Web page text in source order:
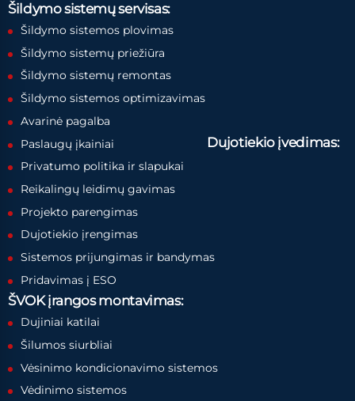
Šildymo sistemų servisas:
Šildymo sistemos plovimas
Šildymo sistemų priežiūra
Šildymo sistemų remontas
Šildymo sistemos optimizavimas
Avarinė pagalba
Paslaugų įkainiai
Privatumo politika ir slapukai
Dujotiekio įvedimas:
Reikalingų leidimų gavimas
Projekto parengimas
Dujotiekio įrengimas
Sistemos prijungimas ir bandymas
Pridavimas į ESO
ŠVOK įrangos montavimas:
Dujiniai katilai
Šilumos siurbliai
Vėsinimo kondicionavimo sistemos
Vėdinimo sistemos